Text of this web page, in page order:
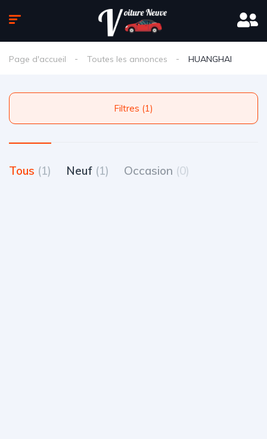
Page d'accueil Toutes les annonces HUANGHAI
Filtres (1)
Tous (1) Neuf (1) Occasion (0)